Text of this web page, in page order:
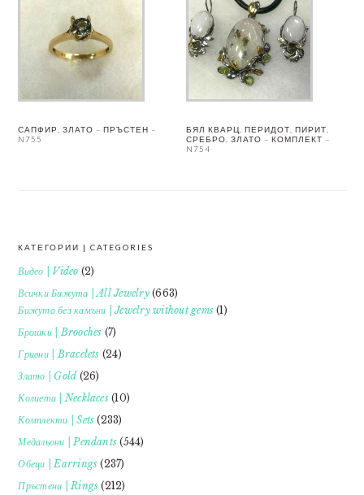
САПФИР, ЗЛАТО – ПРЪСТЕН –
N755
БЯЛ КВАРЦ, ПЕРИДОТ, ПИРИТ,
СРЕБРО, ЗЛАТО – КОМПЛЕКТ –
N754
FOOTER
КАТЕГОРИИ | CATEGORIES
Видео | Video (2)
Всички Бижута | All Jewelry(663)
Бижута без камъни | Jewelry without gems (1)
Брошки | Brooches (7)
Гривни | Bracelets (24)
Злато | Gold (26)
Колиета | Necklaces(10)
Комплекти | Sets (233)
Медальони | Pendants (544)
Обеци | Earrings (237)
Пръстени | Rings (212)